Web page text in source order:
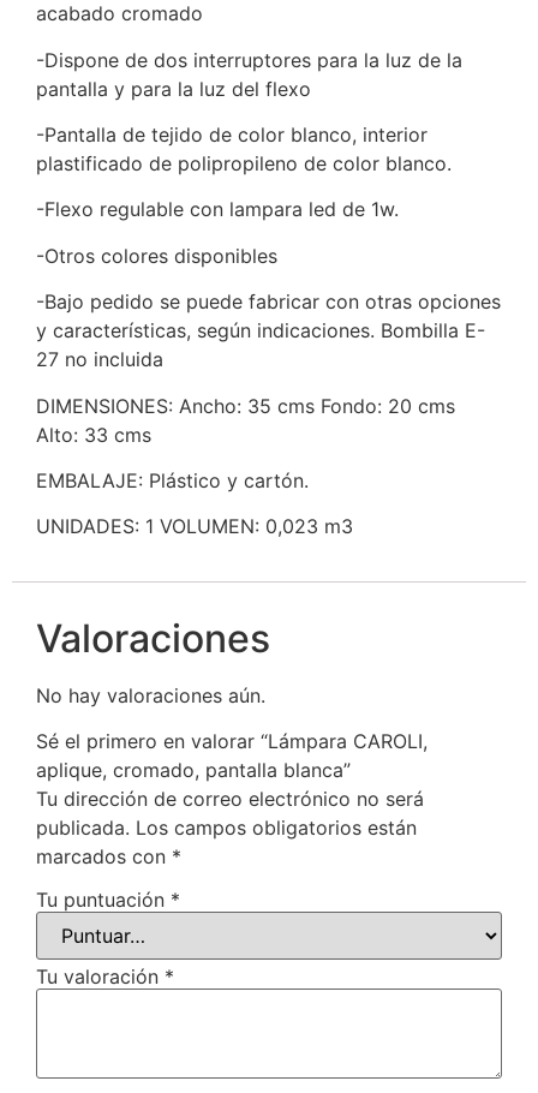
acabado cromado
-Dispone de dos interruptores para la luz de la
pantalla y para la luz del flexo
-Pantalla de tejido de color blanco, interior
plastificado de polipropileno de color blanco.
-Flexo regulable con lampara led de 1w.
-Otros colores disponibles
-Bajo pedido se puede fabricar con otras opciones
y características, según indicaciones. Bombilla E-
27 no incluida
DIMENSIONES: Ancho: 35 cms Fondo: 20 cms
Alto: 33 cms
EMBALAJE: Plástico y cartón.
UNIDADES: 1 VOLUMEN: 0,023 m3
Valoraciones
No hay valoraciones aún.
Sé el primero en valorar “Lámpara CAROLI,
aplique, cromado, pantalla blanca”
Tu dirección de correo electrónico no será
publicada. Los campos obligatorios están
marcados con *
Tu puntuación *
Tu valoración *